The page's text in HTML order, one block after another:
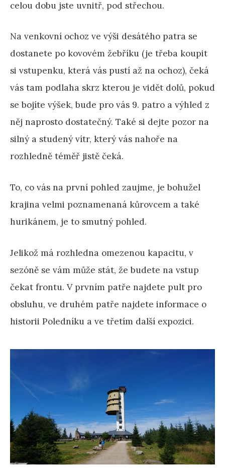
celou dobu jste uvnitř, pod střechou.
Na venkovní ochoz ve výši desátého patra se
dostanete po kovovém žebříku (je třeba koupit
si vstupenku, která vás pustí až na ochoz), čeká
vás tam podlaha skrz kterou je vidět dolů, pokud
se bojíte výšek, bude pro vás 9. patro a výhled z
něj naprosto dostatečný. Také si dejte pozor na
silný a studený vítr, který vás nahoře na
rozhledně téměř jistě čeká.
To, co vás na první pohled zaujme, je bohužel
krajina velmi poznamenaná kůrovcem a také
hurikánem, je to smutný pohled.
Jelikož má rozhledna omezenou kapacitu, v
sezóně se vám může stát, že budete na vstup
čekat frontu. V prvním patře najdete pult pro
obsluhu, ve druhém patře najdete informace o
historii Poledníku a ve třetím další expozici.